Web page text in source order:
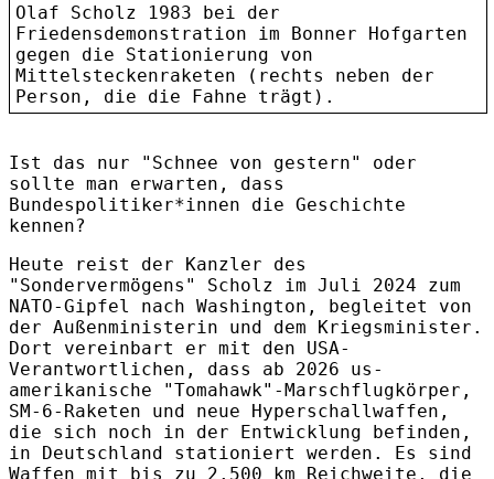
Olaf Scholz 1983 bei der
Friedensdemonstration im Bonner Hofgarten
gegen die Stationierung von
Mittelsteckenraketen (rechts neben der
Person, die die Fahne trägt).
Ist das nur "Schnee von gestern" oder
sollte man erwarten, dass
Bundespolitiker*innen die Geschichte
kennen?
Heute reist der Kanzler des
"Sondervermögens" Scholz im Juli 2024 zum
NATO-Gipfel nach Washington, begleitet von
der Außenministerin und dem Kriegsminister.
Dort vereinbart er mit den USA-
Verantwortlichen, dass ab 2026 us-
amerikanische "Tomahawk"-Marschflugkörper,
SM-6-Raketen und neue Hyperschallwaffen,
die sich noch in der Entwicklung befinden,
in Deutschland stationiert werden. Es sind
Waffen mit bis zu 2.500 km Reichweite, die